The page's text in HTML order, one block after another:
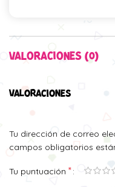
VALORACIONES (0)
VALORACIONES
Tu dirección de correo
campos obligatorios
Tu puntuación *